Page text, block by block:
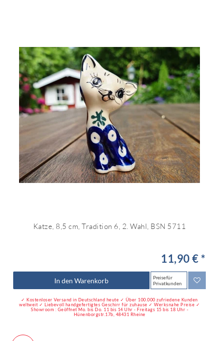
Katze, 8,5 cm, Tradition 6, 2. Wahl, BSN 5711
11,90 € *
In den Warenkorb
Preise für
Privatkunden
✓ Kostenloser Versand in Deutschland heute ✓ Über 100.000 zufriedene Kunden
weltweit ✓ Liebevoll handgefertigtes Geschirr für zuhause ✓ Werksnahe Preise ✓
Showroom : Geöffnet Mo. bis Do. 11 bis 14 Uhr - Freitags 15 bis 18 Uhr -
Hünenborgstr.17b, 48431 Rheine